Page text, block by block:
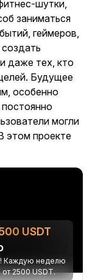
шутки,
заниматься
геймеров,
даже тех, кто
Будущее
особенно
могли
этом проекте
USDT
Каждую неделю
2500 USDT.